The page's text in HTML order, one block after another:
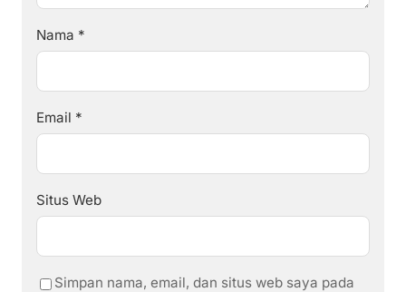
Nama *
Email *
Situs Web
Simpan nama, email, dan situs web saya pada